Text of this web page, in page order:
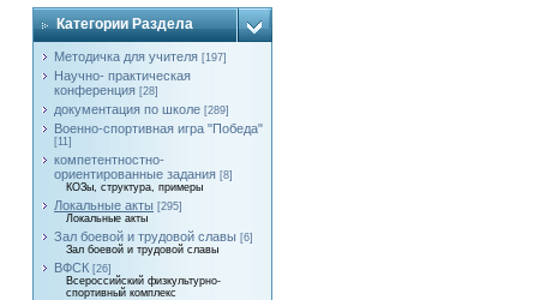
Категории Раздела
Методичка для учителя [197]
Научно- практическая
конференция [28]
документация по школе [289]
Военно-спортивная игра "Победа"
[11]
компетентностно-
ориентированные задания [8]
КОЗы, структура, примеры
Локальные акты [295]
Локальные акты
Зал боевой и трудовой славы [6]
Зал боевой и трудовой славы
ВФСК [26]
Всероссийский физкультурно-
спортивный комплекс